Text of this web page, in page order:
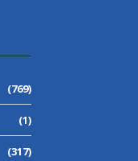
(769)
(1)
(317)